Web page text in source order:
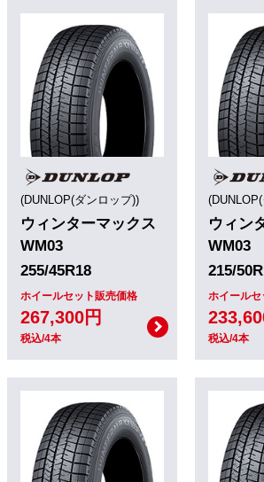
(DUNLOP(ダンロップ))
ウィンターマックス
WM03
255/45R18
ホイールセット販売価格
267,300円
税込/4本
ウィン
WM03
215/
ホイール
税込/4本